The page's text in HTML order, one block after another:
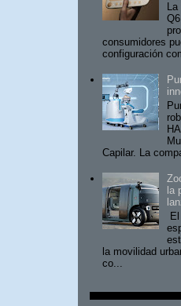
consumidores
configuración
Capilar. La
la
la movilidad
co...